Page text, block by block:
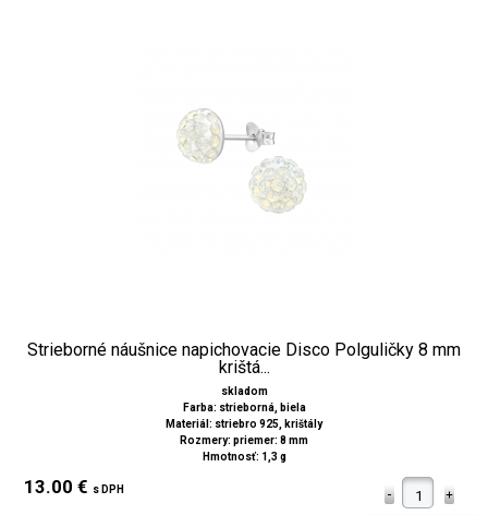
Strieborné náušnice napichovacie Disco Polguličky 8 mm
krištá...
skladom
Farba: strieborná, biela
Materiál: striebro 925, krištály
Rozmery: priemer: 8 mm
Hmotnosť: 1,3 g
13.00 € s DPH